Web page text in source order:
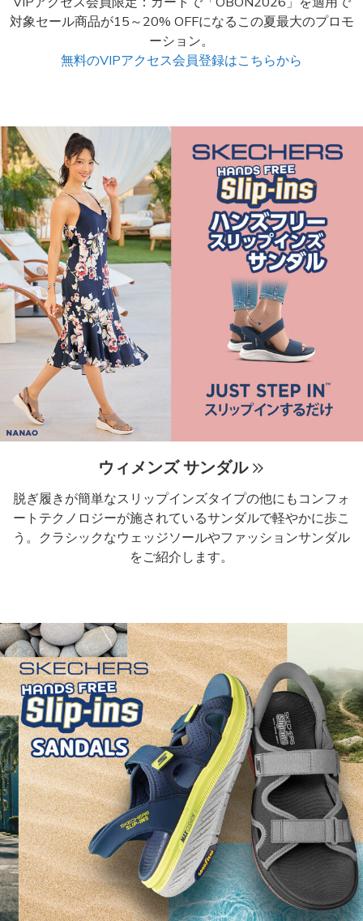
対象セール商品が15～20% OFFになるこの夏最大のプロモ
ーション。
無料のVIPアクセス会員登録はこちらから
ウィメンズ サンダル
脱ぎ履きが簡単なスリップインズタイプの他にもコンフォ
ートテクノロジーが施されているサンダルで軽やかに歩こ
う。クラシックなウェッジソールやファッションサンダル
をご紹介します。